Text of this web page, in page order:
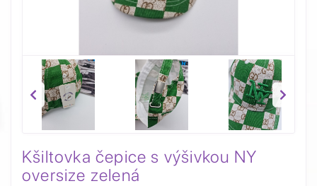
Kšiltovka čepice s výšivkou NY
oversize zelená